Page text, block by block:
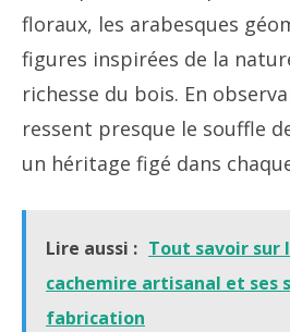
floraux, les arabesques
figures inspirées de la
richesse du bois. En
ressent presque le souffle
un héritage figé dans
Lire aussi : Tout savoir sur
cachemire artisanal et ses
fabrication